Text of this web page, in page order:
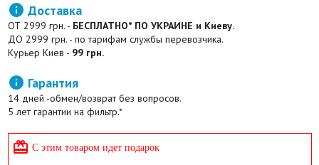
 Доставка
ОТ 2999 грн. - БЕСПЛАТНО* ПО УКРАИНЕ и Киеву.
ДО 2999 грн. - по тарифам службы перевозчика.
Курьер Киев - 99 грн.
 Гарантия
14 дней -обмен/возврат без вопросов.
5 лет гарантии на фильтр.*
 С этим товаром идет подарок